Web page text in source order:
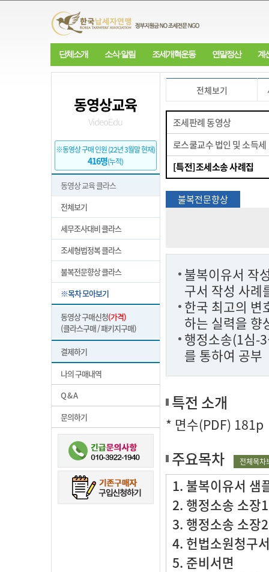
단체소개 소식·알림 조세개혁운동 연말정산 계
동영상교육
VideoEdu
※동영상 구매 인원 (22년 3월말 현재)
416명(누적)
동영상 교육 클라스
전체보기
세무조사대비 클라스
조세형법정복 클라스
불복전문향상 클라스
※목차 모아보기
동영상 구매신청(가격)
(클라스구매 / 패키지구매)
결제하기
나의 구매내역
Q & A
문의하기
전체보기
조세판례 동영상
로스쿨교수 법인 및 소득세
[특전]조세소송 사례집
불복전문향상
불복이유서 작
구서 작성 사례
한국 최고의 변
하는 실력을 향
행정소송(1심-
를 통하여 공부
특전 소개
* 면수(PDF) 181p
주요목차 전체목차
1. 불복이유서 샘
2. 행정소송 소장1
3. 행정소송 소장2
4. 헌법소원청구
5. 준비서면